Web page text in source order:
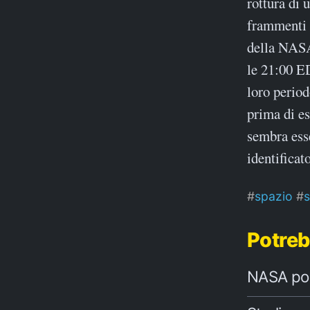
frammenti
della
le 21:00
loro
prima di
sembra
spazio
NASA